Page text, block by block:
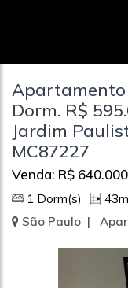
Apartamento
Dorm. R$
Jardim
MC87227
Venda: R$
1 Dorm(s)
São Paulo |